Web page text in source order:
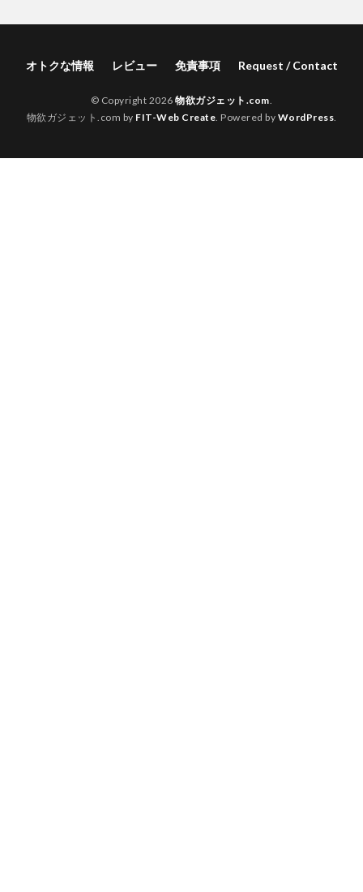
オトクな情報 レビュー 免責事項 Request / Contact
© Copyright 2026物欲ガジェット.com
物欲ガジェット.com by FIT-Web Create . Powered by WordPress